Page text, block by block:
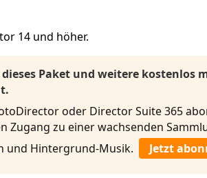
14 und höher.
Paket und weitere kostenlos
oder Director Suite 365
Zugang zu einer wachsenden
und Hintergrund-Musik.
Jetzt